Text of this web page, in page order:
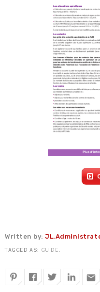
Fiche technique :
6 août 2026
Fiche technique : Nouvelles
4 août 2026
Crise énergétique :
9 juillet 2026
Communiqué FORTES
8 juillet 2026
Congé supplémentaire de
3 juillet 2026
Written by:
TAGGED AS: GUIDE.
email